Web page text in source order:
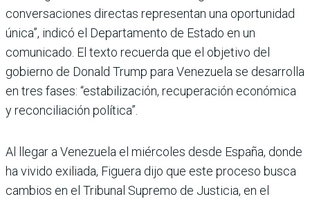
conversaciones directas representan una oportunidad
única”, indicó el Departamento de Estado en un
comunicado. El texto recuerda que el objetivo del
gobierno de Donald Trump para Venezuela se desarrolla
en tres fases: “estabilización, recuperación económica
y reconciliación política”.
Al llegar a Venezuela el miércoles desde España, donde
ha vivido exiliada, Figuera dijo que este proceso busca
cambios en el Tribunal Supremo de Justicia, en el